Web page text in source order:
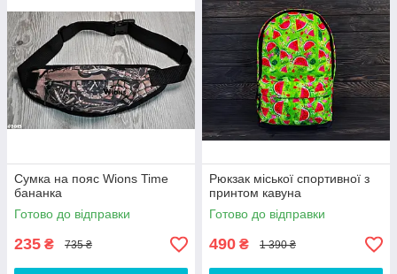
Сумка на пояс Wions Time
бананка
Готово до відправки
235 ₴ 735 ₴
Рюкзак міської спортивної з
принтом кавуна
Готово до відправки
490 ₴ 1 390 ₴